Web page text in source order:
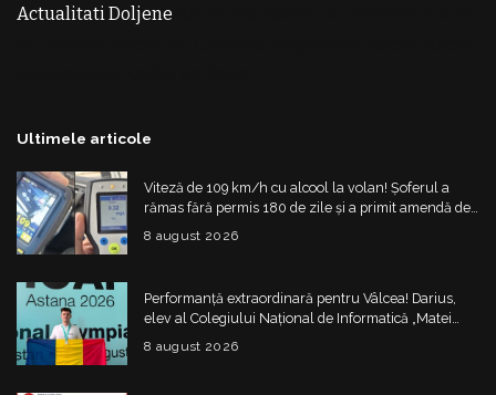
Actualitati Doljene
Ultimele articole
Viteză de 109 km/h cu alcool la volan! Șoferul a
rămas fără permis 180 de zile și a primit amendă de
4.325 de lei
8 august 2026
Performanță extraordinară pentru Vâlcea! Darius,
elev al Colegiului Național de Informatică „Matei
Basarab”, a cucerit argintul la Olimpiada
Internațională de Inteligență Artificială
8 august 2026